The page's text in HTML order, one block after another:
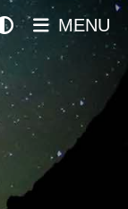
MENU